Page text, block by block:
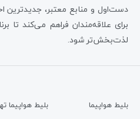
دست‌اول و منابع معتبر، جدیدترین
برای علاقه‌مندان فراهم می‌کند تا
لذت‌بخش‌تر شود.
بلیط هواپیما
بلیط هواپیما